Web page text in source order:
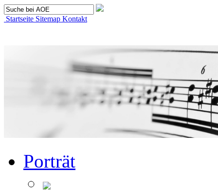
Startseite Sitemap Kontakt
Porträt